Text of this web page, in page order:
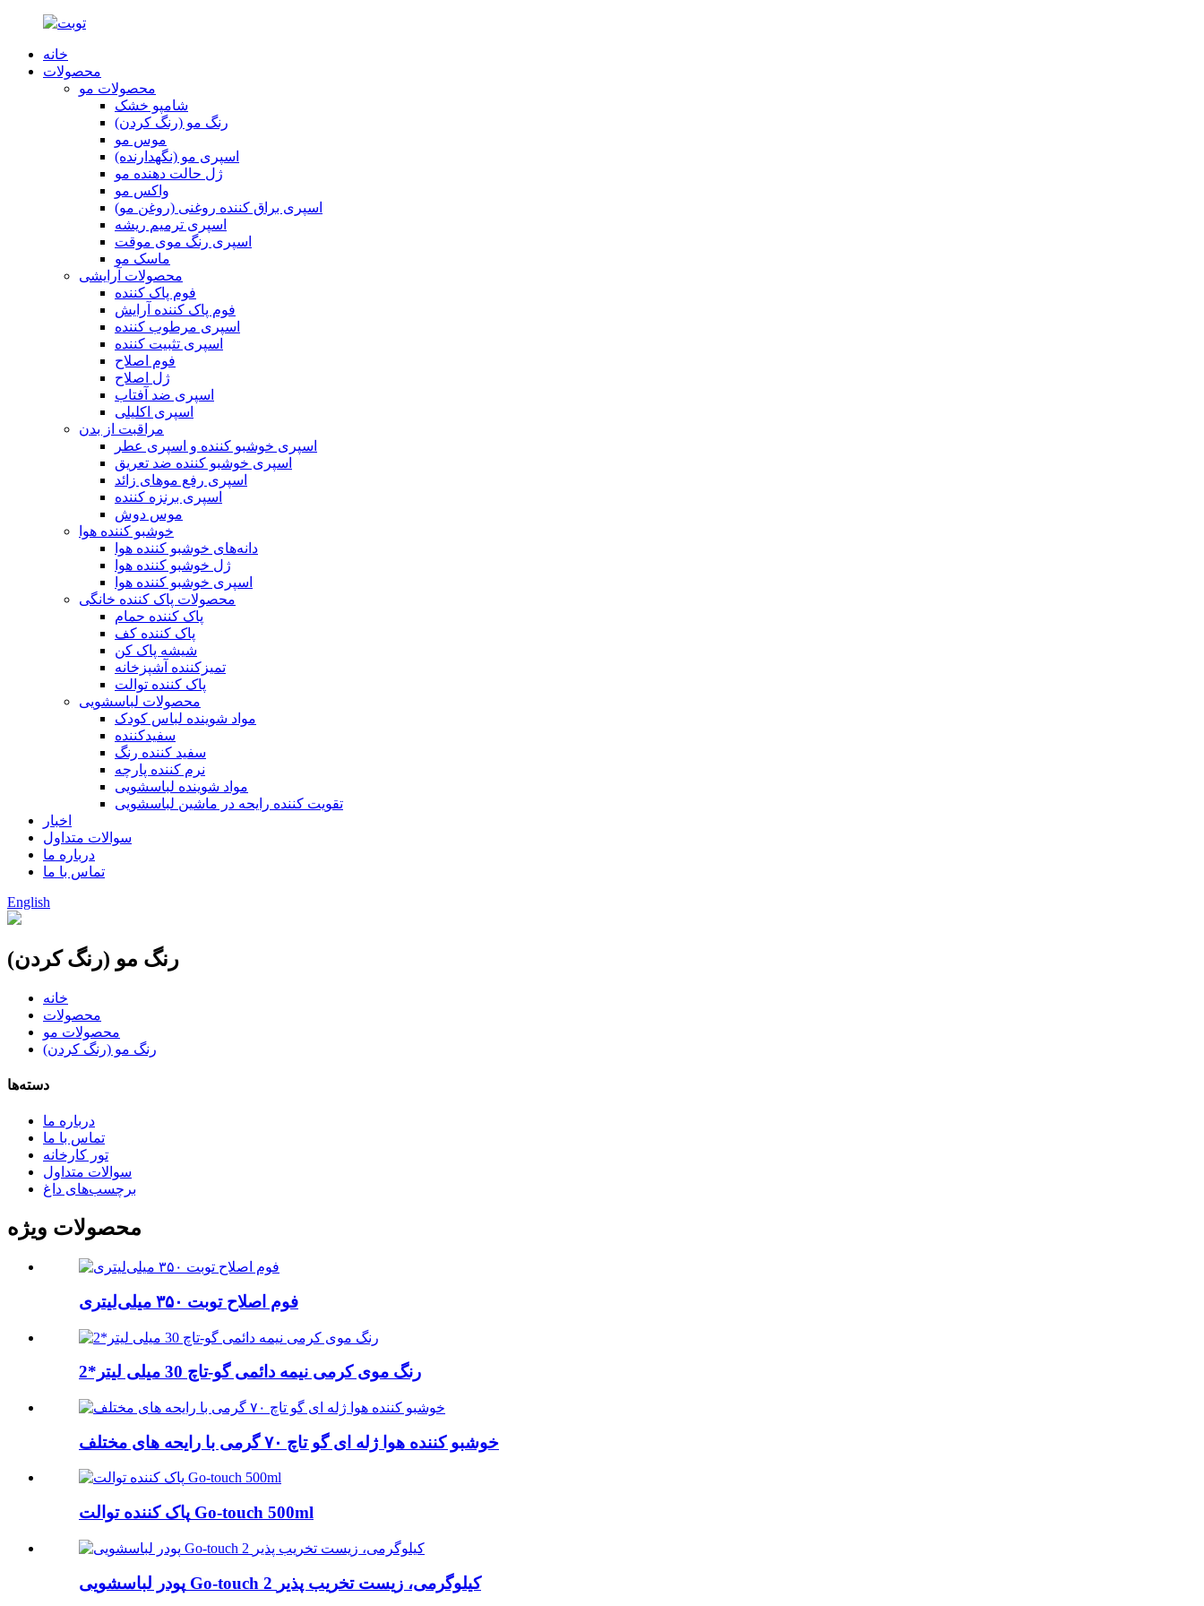
خانه
محصولات
محصولات مو
شامپو خشک
رنگ مو (رنگ کردن)
موس مو
اسپری مو (نگهدارنده)
ژل حالت دهنده مو
واکس مو
اسپری براق کننده روغنی (روغن مو)
اسپری ترمیم ریشه
اسپری رنگ موی موقت
ماسک مو
محصولات آرایشی
فوم پاک کننده
فوم پاک کننده آرایش
اسپری مرطوب کننده
اسپری تثبیت کننده
فوم اصلاح
ژل اصلاح
اسپری ضد آفتاب
اسپری اکلیلی
مراقبت از بدن
اسپری خوشبو کننده و اسپری عطر
اسپری خوشبو کننده ضد تعریق
اسپری رفع موهای زائد
اسپری برنزه کننده
موس دوش
خوشبو کننده هوا
دانه‌های خوشبو کننده هوا
ژل خوشبو کننده هوا
اسپری خوشبو کننده هوا
محصولات پاک کننده خانگی
پاک کننده حمام
پاک کننده کف
شیشه پاک کن
تمیزکننده آشپزخانه
پاک کننده توالت
محصولات لباسشویی
مواد شوینده لباس کودک
سفیدکننده
سفید کننده رنگ
نرم کننده پارچه
مواد شوینده لباسشویی
تقویت کننده رایحه در ماشین لباسشویی
اخبار
سوالات متداول
درباره ما
تماس با ما
English
رنگ مو (رنگ کردن)
خانه
محصولات
محصولات مو
رنگ مو (رنگ کردن)
دسته‌ها
درباره ما
تماس با ما
تور کارخانه
سوالات متداول
برچسب‌های داغ
محصولات ویژه
فوم اصلاح توبت ۳۵۰ میلی‌لیتری
رنگ موی کرمی نیمه دائمی گو-تاچ 30 میلی لیتر*2
خوشبو کننده هوا ژله ای گو تاچ ۷۰ گرمی با رایحه های مختلف
پاک کننده توالت Go-touch 500ml
پودر لباسشویی Go-touch 2 کیلوگرمی، زیست تخریب پذیر